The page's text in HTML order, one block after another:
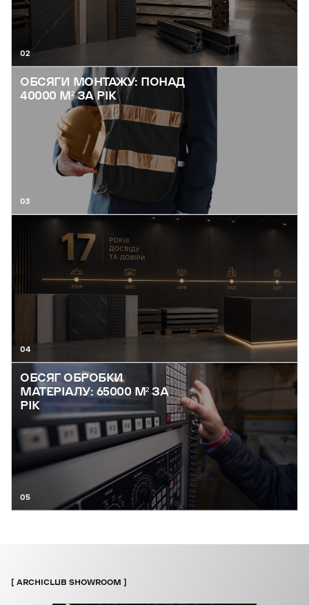
02
ОБСЯГИ МОНТАЖУ: ПОНАД
40000 М² ЗА РІК
03
04
ОБСЯГ ОБРОБКИ
МАТЕРІАЛУ: 65000 М² ЗА
РІК
05
ARCHICLUB SHOWROOM